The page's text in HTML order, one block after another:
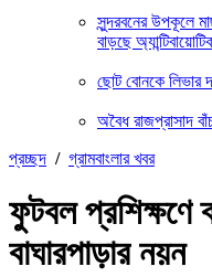
সুন্দরবনের উপকূলে
বাড়ছে
ছোট বোনকে লিভার
অবৈধ রাজপ্রাসাদ
প্রচ্ছদ / গ্রামবাংলার খবর
ফুটবল প্রশিক্ষণে
বাঘারপাড়ার নয়ন